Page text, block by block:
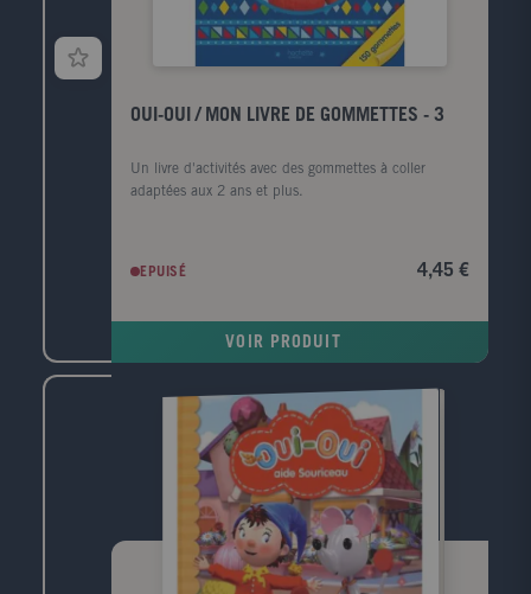
OUI-OUI / MON LIVRE DE GOMMETTES - 3
Un livre d'activités avec des gommettes à coller
adaptées aux 2 ans et plus.
EPUISÉ 4,45 €
VOIR PRODUIT